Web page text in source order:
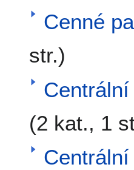
Cenné
str.)
(2 kat., 1